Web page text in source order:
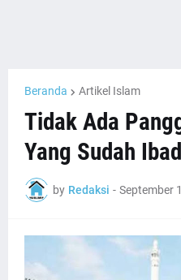
Beranda Artikel Islam
Tidak Ada
Yang Sudah
by Redaksi - September